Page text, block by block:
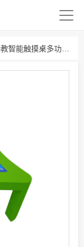
童启蒙娱乐互动桌生产厂家批发